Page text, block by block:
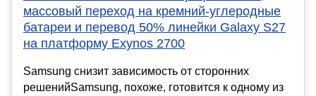
массовый переход на кремний-углеродные
батареи и перевод 50% линейки Galaxy S27
на платформу Exynos 2700
Samsung снизит зависимость от сторонних
решенийSamsung, похоже, готовится к одному из